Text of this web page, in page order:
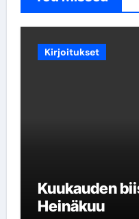
Kirjoitukset
Kuukauden
Heinäkuu